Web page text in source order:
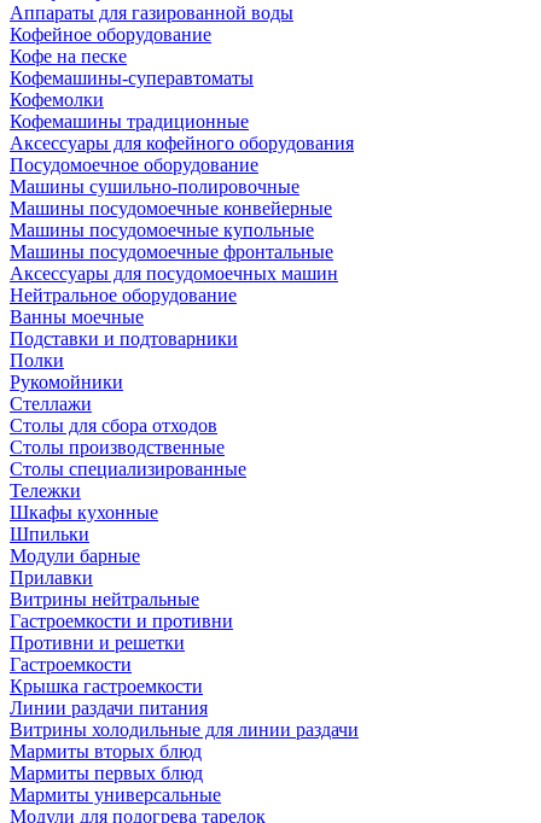
Аппараты для газированной воды
Кофейное оборудование
Кофе на песке
Кофемашины-суперавтоматы
Кофемолки
Кофемашины традиционные
Аксессуары для кофейного оборудования
Посудомоечное оборудование
Машины сушильно-полировочные
Машины посудомоечные конвейерные
Машины посудомоечные купольные
Машины посудомоечные фронтальные
Аксессуары для посудомоечных машин
Нейтральное оборудование
Ванны моечные
Подставки и подтоварники
Полки
Рукомойники
Стеллажи
Столы для сбора отходов
Столы производственные
Столы специализированные
Тележки
Шкафы кухонные
Шпильки
Модули барные
Прилавки
Витрины нейтральные
Гастроемкости и противни
Противни и решетки
Гастроемкости
Крышка гастроемкости
Линии раздачи питания
Витрины холодильные для линии раздачи
Мармиты вторых блюд
Мармиты первых блюд
Мармиты универсальные
Модули для подогрева тарелок